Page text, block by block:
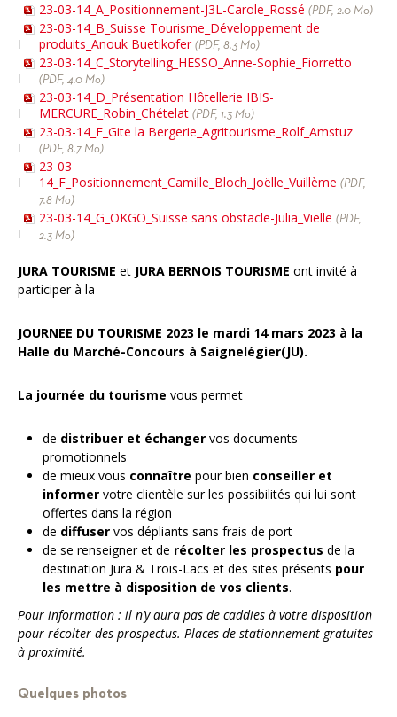
23-03-14_A_Positionnement-J3L-Carole_Rossé (PDF, 2.0 Mo)
23-03-14_B_Suisse Tourisme_Développement de
produits_Anouk Buetikofer (PDF, 8.3 Mo)
23-03-14_C_Storytelling_HESSO_Anne-Sophie_Fiorretto
(PDF, 4.0 Mo)
23-03-14_D_Présentation Hôtellerie IBIS-
MERCURE_Robin_Chételat (PDF, 1.3 Mo)
23-03-14_E_Gite la Bergerie_Agritourisme_Rolf_Amstuz
(PDF, 8.7 Mo)
23-03-
14_F_Positionnement_Camille_Bloch_Joëlle_Vuillème (PDF,
7.8 Mo)
23-03-14_G_OKGO_Suisse sans obstacle-Julia_Vielle (PDF,
2.3 Mo)
JURA TOURISME et JURA BERNOIS TOURISME ont invité à
participer à la
JOURNEE DU TOURISME 2023 le mardi 14 mars 2023 à la
Halle du Marché-Concours à Saignelégier(JU).
La journée du tourisme vous permet
de distribuer et échanger vos documents
promotionnels
de mieux vous connaître pour bien conseiller et
informer votre clientèle sur les possibilités qui lui sont
offertes dans la région
de diffuser vos dépliants sans frais de port
de se renseigner et de récolter les prospectus de la
destination Jura & Trois-Lacs et des sites présents pour
les mettre à disposition de vos clients.
Pour information : il n’y aura pas de caddies à votre disposition
pour récolter des prospectus. Places de stationnement gratuites
à proximité.
Quelques photos